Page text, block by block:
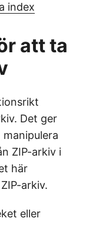
index
att ta
Det ger
ZIP-arkiv i
här
arkiv.
eller